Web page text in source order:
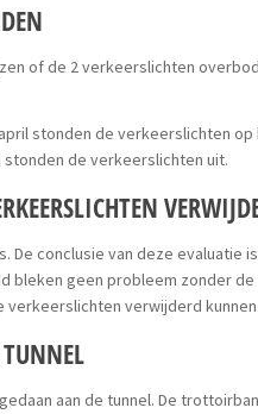
of de 2 verkeerslichten
stonden de verkeerslichten op
stonden de verkeerslichten uit.
De conclusie van deze evaluatie
bleken geen probleem zonder
verwijderd
aan de tunnel. De